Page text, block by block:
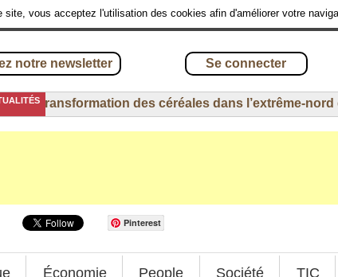
site, vous acceptez l'utilisation des cookies afin d'améliorer votre
notre newsletter Se connecter
-Transformation des céréales dans l’extrême-nord du
Pinterest
Économie People Société TIC